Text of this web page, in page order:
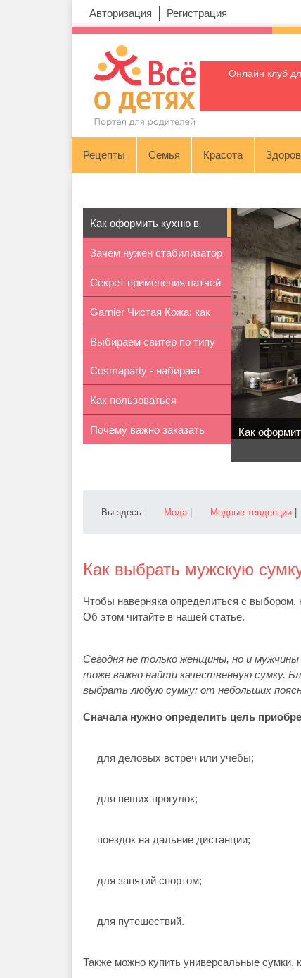
Авторизация Регистрация
Онлайн клуб
Рецепты Семья Красота
Как оформить кухню в
стиле лофт
Зачем нужен стабилизатор
напряж...
Секрет применения патчей
под глаза
Garnier Чистая Кожа: как
получи...
Выбираем свитер по типу
фигуры
Cosmaparty - набирает
обороты
Как пользоваться
принтером
Почему важно заказать Как
Вы здесь: Мода Модные тенденции
Как выбрать мужскую
Чтобы наверняка определиться с
Об этом читайте в нашей статье.
Сегодня не только женщины, но и
тоже важно найти качественную сумку.
выбрать любую сумку: от небольших
Сначала нужно определить цель
для деловых встреч или учебы;
для пеших прогулок;
поездок на дальние дистанции;
для занятий спортом;
для путешествий.
Также можно купить универсальные